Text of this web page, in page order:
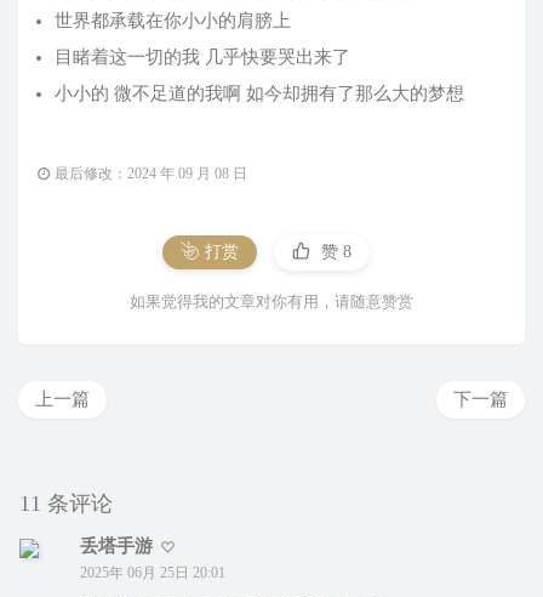
世界都承载在你小小的肩膀上
目睹着这一切的我 几乎快要哭出来了
小小的 微不足道的我啊 如今却拥有了那么大的梦想
最后修改：2024 年 09 月 08 日
打赏 赞 8
如果觉得我的文章对你有用，请随意赞赏
下一篇
上一篇
11 条评论
丢塔手游
2025年 06月 25日 20:01